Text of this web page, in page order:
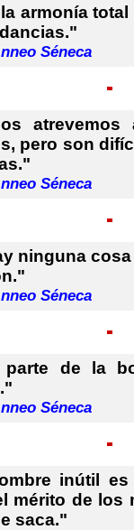
armonía
Séneca
pero son
Séneca
ninguna
Séneca
parte de la
Séneca
inútil
mérito de los
saca."